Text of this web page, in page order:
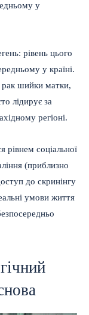
у
рівень цього
у країні.
рак шийки матки,
лідирує за
регіоні.
рівнем соціальної
(приблизно
до скринінгу
умови життя